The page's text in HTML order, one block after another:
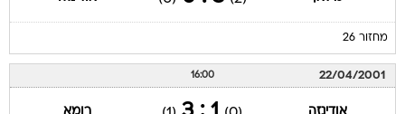
22/04/2001
אודינזה (0)
1 : 3
(1) רומא